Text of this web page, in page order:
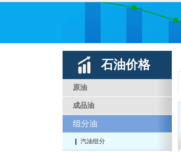
石油价格
原油
成品油
组分油
汽油组分